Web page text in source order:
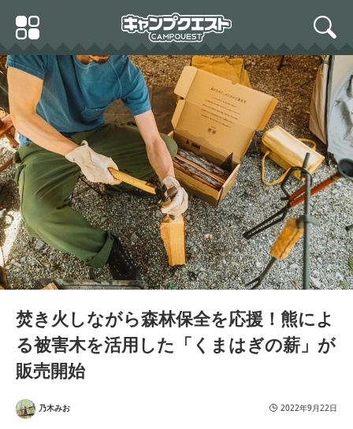
Primary
Menu
search
焚き火しながら森林保全を応援！熊によ
る被害木を活用した「くまはぎの薪」が
販売開始
乃木みお 2022年9月22日